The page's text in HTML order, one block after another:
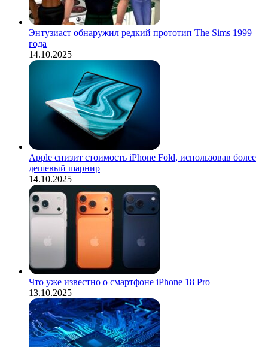
Энтузиаст обнаружил редкий прототип The Sims 1999
года
14.10.2025
Apple снизит стоимость iPhone Fold, использовав более
дешевый шарнир
14.10.2025
Что уже известно о смартфоне iPhone 18 Pro
13.10.2025